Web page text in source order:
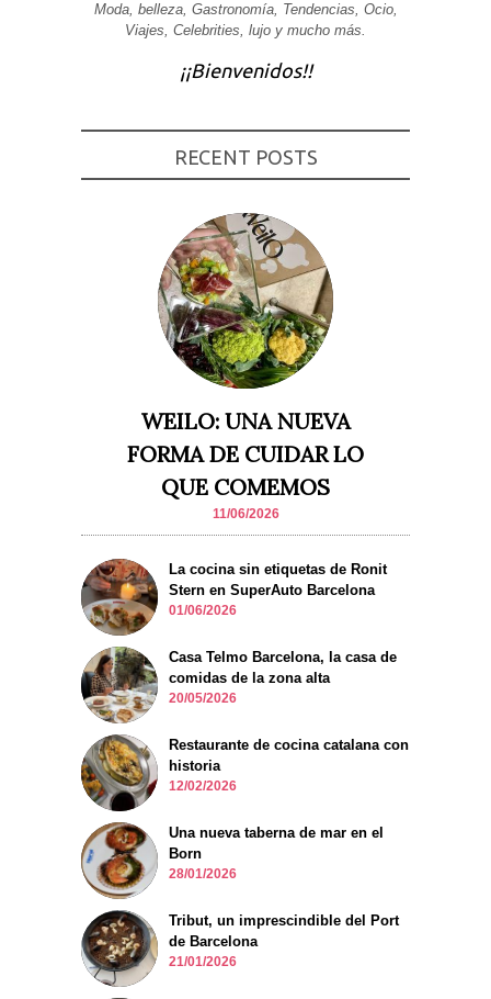
Moda, belleza, Gastronomía, Tendencias, Ocio,
Viajes, Celebrities, lujo y mucho más.
¡¡Bienvenidos!!
RECENT POSTS
WEILO: UNA NUEVA
FORMA DE CUIDAR LO
QUE COMEMOS
11/06/2026
La cocina sin etiquetas de Ronit
Stern en SuperAuto Barcelona
01/06/2026
Casa Telmo Barcelona, la casa de
comidas de la zona alta
20/05/2026
Restaurante de cocina catalana con
historia
12/02/2026
Una nueva taberna de mar en el
Born
28/01/2026
Tribut, un imprescindible del Port
de Barcelona
21/01/2026